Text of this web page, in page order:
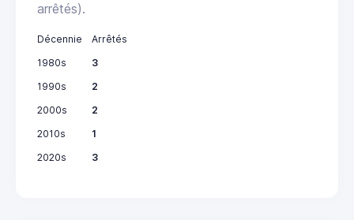
arrêtés).
Décennie
Arrêtés
1980s
3
1990s
2
2000s
2
2010s
1
2020s
3